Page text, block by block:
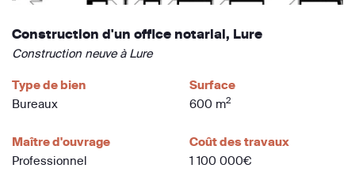
Construction d'un office notarial, Lure
Construction neuve à Lure
Type de bien
Bureaux
Surface
600 m2
Maître d'ouvrage
Professionnel
Coût des travaux
1 100 000€